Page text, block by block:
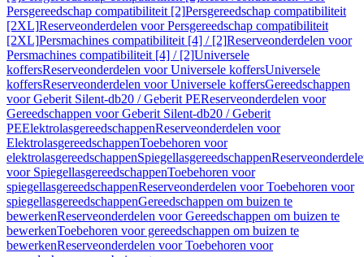
Persgereedschap compatibiliteit [2]Persgereedschap compatibiliteit
[2XL]Reserveonderdelen voor Persgereedschap compatibiliteit
[2XL]Persmachines compatibiliteit [4] / [2]Reserveonderdelen voor
Persmachines compatibiliteit [4] / [2]Universele
koffersReserveonderdelen voor Universele koffersUniversele
koffersReserveonderdelen voor Universele koffersGereedschappen
voor Geberit Silent-db20 / Geberit PEReserveonderdelen voor
Gereedschappen voor Geberit Silent-db20 / Geberit
PEElektrolasgereedschappenReserveonderdelen voor
ElektrolasgereedschappenToebehoren voor
elektrolasgereedschappenSpiegellasgereedschappen
voor SpiegellasgereedschappenToebehoren voor
spiegellasgereedschappenReserveonderdelen voor Toebehoren voor
spiegellasgereedschappenGereedschappen om buizen te
bewerkenReserveonderdelen voor Gereedschappen om buizen te
bewerkenToebehoren voor gereedschappen om buizen te
bewerkenReserveonderdelen voor Toebehoren voor